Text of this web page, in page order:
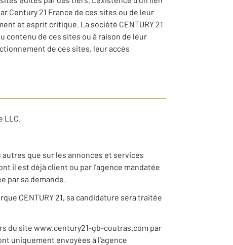
Century 21 France de ces sites ou de leur
et esprit critique. La société CENTURY 21
contenu de ces sites ou à raison de leur
de ces sites, leur accès
LLC.
que sur les annonces et services
il est déjà client ou par l'agence mandatée
par sa demande.
CENTURY 21, sa candidature sera traitée
du site www.century21-gb-coutras.com par
uniquement envoyées à l’agence